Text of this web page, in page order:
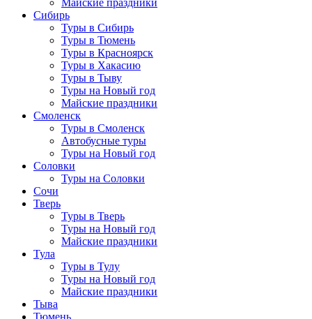
Сибирь
Туры в Сибирь
Туры в Тюмень
Туры в Красноярск
Туры в Хакасию
Туры в Тыву
Туры на Новый год
Майские праздники
Смоленск
Туры в Смоленск
Автобусные туры
Туры на Новый год
Соловки
Туры на Соловки
Сочи
Тверь
Туры в Тверь
Туры на Новый год
Майские праздники
Тула
Туры в Тулу
Туры на Новый год
Майские праздники
Тыва
Тюмень